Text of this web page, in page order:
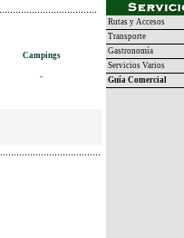
Campings
-
Rutas y Accesos
Transporte
Gastronomía
Servicios Varios
Guía Comercial